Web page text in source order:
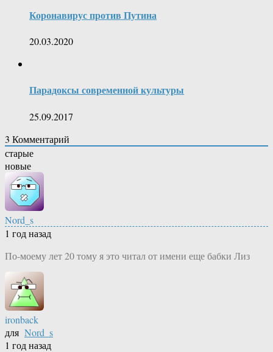
Коронавирус против Путина
20.03.2020
Парадоксы современной культуры
25.09.2017
3 Комментарий
старые
новые
Nord_s
1 год назад
По-моему лет 20 тому я это читал от имени еще бабки Лиз
ironback
для Nord_s
1 год назад